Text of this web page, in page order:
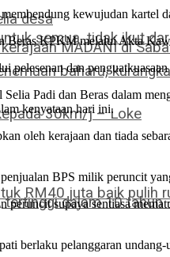
MADANI di
baharu,
semua, tidak ikut
desa
30km/j – Loke
RM40 juta baik pulih
tertinggi dalam 10 tahun
kewujudan kartel
Beras KPKM melalui Akta
dan
Padi dan Beras dalam
kenyataan hari ini.
oleh kerajaan dan tiada
BPS milik peruncit
supaya sentiasa
berlaku pelanggaran